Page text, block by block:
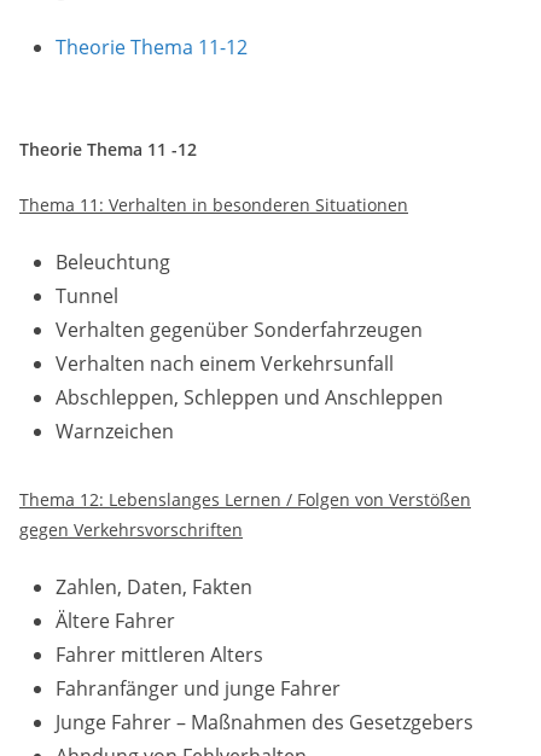
Theorie Thema 11-12
Theorie Thema 11 -12
Thema 11: Verhalten in besonderen Situationen
Beleuchtung
Tunnel
Verhalten gegenüber Sonderfahrzeugen
Verhalten nach einem Verkehrsunfall
Abschleppen, Schleppen und Anschleppen
Warnzeichen
Thema 12: Lebenslanges Lernen / Folgen von Verstößen
gegen Verkehrsvorschriften
Zahlen, Daten, Fakten
Ältere Fahrer
Fahrer mittleren Alters
Fahranfänger und junge Fahrer
Junge Fahrer – Maßnahmen des Gesetzgebers